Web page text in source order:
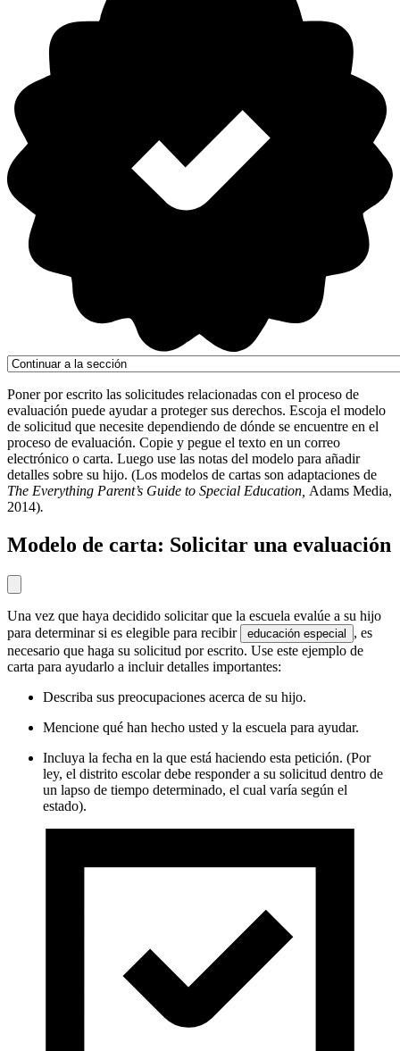
Poner por escrito las solicitudes relacionadas con el proceso de
evaluación puede ayudar a proteger sus derechos. Escoja el modelo
de solicitud que necesite dependiendo de dónde se encuentre en el
proceso de evaluación. Copie y pegue el texto en un correo
electrónico o carta. Luego use las notas del modelo para añadir
detalles sobre su hijo. (Los modelos de cartas son adaptaciones de
The Everything Parent’s Guide to Special Education, Adams Media,
2014).
Modelo de carta: Solicitar una evaluación
Una vez que haya decidido solicitar que la escuela evalúe a su hijo
para determinar si es elegible para recibir
educación especial
, es
necesario que haga su solicitud por escrito. Use este ejemplo de
carta para ayudarlo a incluir detalles importantes:
Describa sus preocupaciones acerca de su hijo.
Mencione qué han hecho usted y la escuela para ayudar.
Incluya la fecha en la que está haciendo esta petición. (Por
ley, el distrito escolar debe responder a su solicitud dentro de
un lapso de tiempo determinado, el cual varía según el
estado).